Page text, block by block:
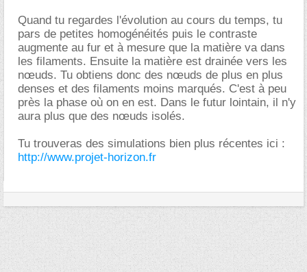
Quand tu regardes l'évolution au cours du temps, tu
pars de petites homogénéités puis le contraste
augmente au fur et à mesure que la matière va dans
les filaments. Ensuite la matière est drainée vers les
nœuds. Tu obtiens donc des nœuds de plus en plus
denses et des filaments moins marqués. C'est à peu
près la phase où on en est. Dans le futur lointain, il n'y
aura plus que des nœuds isolés.
Tu trouveras des simulations bien plus récentes ici :
http://www.projet-horizon.fr